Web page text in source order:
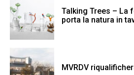
Talking Trees – La
porta la natura in
MVRDV